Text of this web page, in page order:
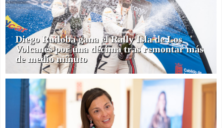
Diego Ruiloba gana el Rally Isla de Los
Volcanes por una décima tras remontar más
de medio minuto